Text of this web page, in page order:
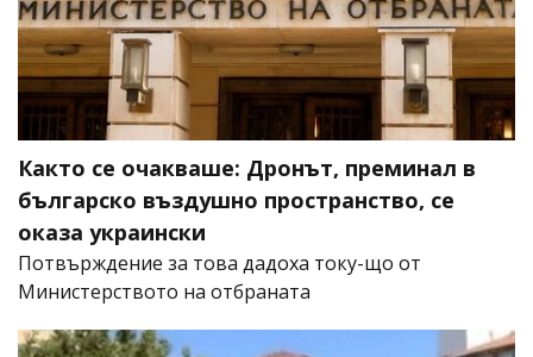
Както се очакваше: Дронът, преминал в
българско въздушно пространство, се
оказа украински
Потвърждение за това дадоха току-що от
Министерството на отбраната